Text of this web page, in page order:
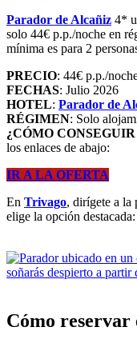
Parador de Alcañiz 4*
solo 44€ p.p./noche en
mínima es para 2
PRECIO: 44€ p.p./
FECHAS: Julio 2026
HOTEL: Parador de
RÉGIMEN: Solo
¿CÓMO
los enlaces de abajo:
IR A LA OFERTA
En Trivago, dirígete a la
elige la opción destacada:
Cómo reservar